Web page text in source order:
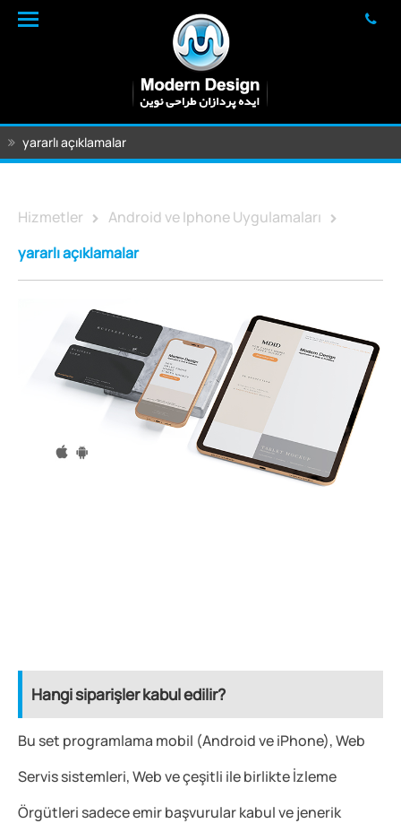
yararlı açıklamalar
Hizmetler
Android ve Iphone Uygulamaları
yararlı açıklamalar
Hangi siparişler kabul edilir?
Bu set programlama mobil (Android ve iPhone), Web
Servis sistemleri, Web ve çeşitli ile birlikte İzleme
Örgütleri sadece emir başvurular kabul ve jenerik